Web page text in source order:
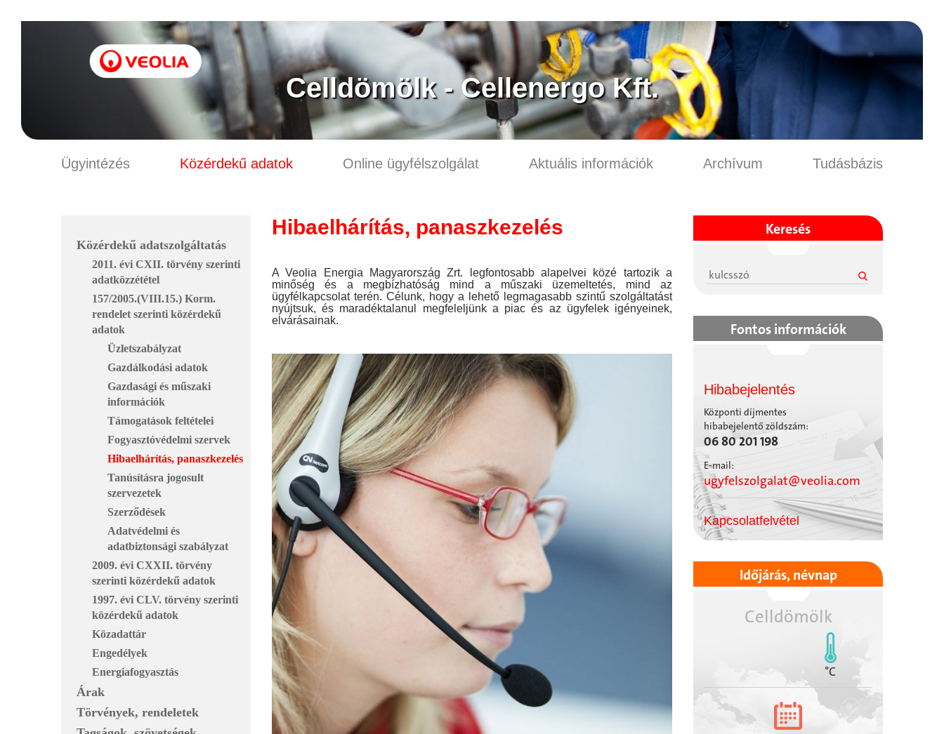
Celldömölk - Cellenergo Kft.
Ügyintézés Közérdekű adatok Online ügyfélszolgálat Aktuális információk Archívum Tudásbázis
Közérdekű adatszolgáltatás
2011. évi CXII. törvény szerinti
adatközzététel
157/2005.(VIII.15.) Korm.
rendelet szerinti közérdekű
adatok
Üzletszabályzat
Gazdálkodási adatok
Gazdasági és műszaki
információk
Támogatások feltételei
Fogyasztóvédelmi szervek
Hibaelhárítás, panaszkezelés
Tanúsításra jogosult
szervezetek
Szerződések
Adatvédelmi és
adatbiztonsági szabályzat
2009. évi CXXII. törvény
szerinti közérdekű adatok
1997. évi CLV. törvény szerinti
közérdekű adatok
Közadattár
Engedélyek
Energiafogyasztás
Árak
Törvények, rendeletek
Hibaelhárítás, panaszkezelés
A Veolia Energia Magyarország Zrt. legfontosabb alapelvei közé tartozik a
minőség és a megbízhatóság mind a műszaki üzemeltetés, mind az
ügyfélkapcsolat terén. Célunk, hogy a lehető legmagasabb szintű szolgáltatást
nyújtsuk, és maradéktalanul megfeleljünk a piac és az ügyfelek igényeinek,
elvárásainak.
Keresés
Fontos információk
Hibabejelentés
Központi díjmentes
hibabejelentő zöldszám:
06 80 201 198
E-mail:
ugyfelszolgalat@veolia.com
Kapcsolatfelvétel
Időjárás, névnap
Celldömölk
°C